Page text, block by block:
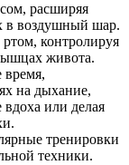
расширяя
в воздушный шар.
контролируя
живота.
на дыхание,
или делая
тренировки
техники.